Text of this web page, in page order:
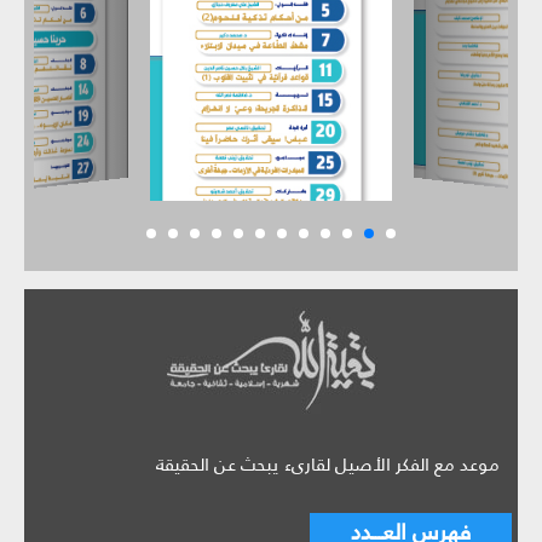
موعد مع الفكر الأصيل لقارىء يبحث عن الحقيقة
فهرس العـــدد